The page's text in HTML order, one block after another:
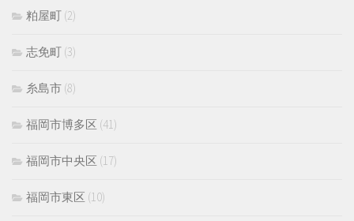
粕屋町 (2)
志免町 (3)
糸島市 (8)
福岡市博多区 (41)
福岡市中央区 (17)
福岡市東区 (10)